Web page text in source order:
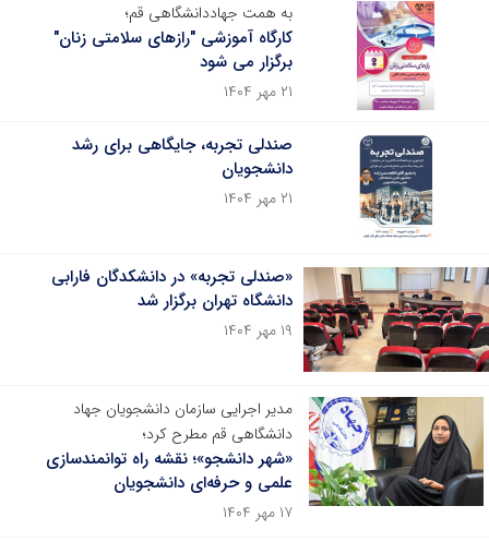
به همت جهاددانشگاهی قم؛
کارگاه آموزشی "رازهای سلامتی زنان"
برگزار می شود
۲۱ مهر ۱۴۰۴
صندلی تجربه، جایگاهی برای رشد
دانشجویان
۲۱ مهر ۱۴۰۴
«صندلی تجربه» در دانشکدگان فارابی
دانشگاه تهران برگزار شد
۱۹ مهر ۱۴۰۴
مدیر اجرایی سازمان دانشجویان جهاد
دانشگاهی قم مطرح کرد؛
«شهر دانشجو»؛ نقشه راه توانمندسازی
علمی و حرفه‌ای دانشجویان
۱۷ مهر ۱۴۰۴